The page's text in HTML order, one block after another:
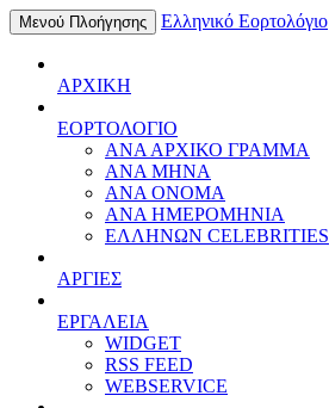
Μενού Πλοήγησης Ελληνικό Εορτολόγιο
ΑΡΧΙΚΗ
ΕΟΡΤΟΛΟΓΙΟ
ΑΝΑ ΑΡΧΙΚΟ ΓΡΑΜΜΑ
ΑΝΑ ΜΗΝΑ
ΑΝΑ ΟΝΟΜΑ
ΑΝΑ ΗΜΕΡΟΜΗΝΙΑ
ΕΛΛΗΝΩΝ CELEBRITIES
ΑΡΓΙΕΣ
ΕΡΓΑΛΕΙΑ
WIDGET
RSS FEED
WEBSERVICE